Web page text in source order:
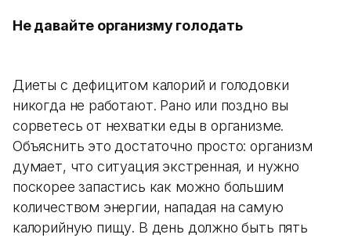
Не давайте организму голодать
Диеты с дефицитом калорий и голодовки
никогда не работают. Рано или поздно вы
сорветесь от нехватки еды в организме.
Объяснить это достаточно просто: организм
думает, что ситуация экстренная, и нужно
поскорее запастись как можно большим
количеством энергии, нападая на самую
калорийную пищу. В день должно быть пять